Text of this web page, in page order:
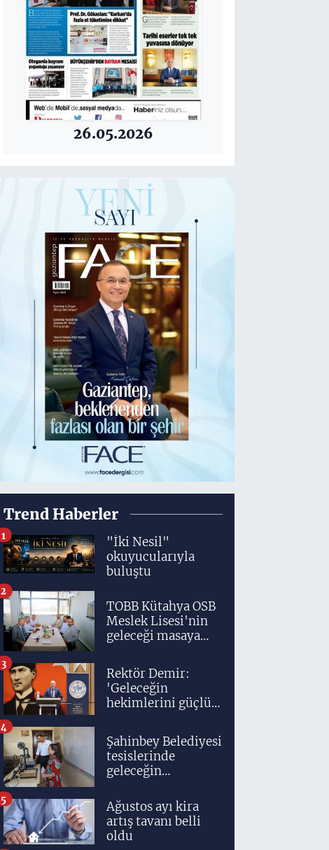
26.05.2026
Trend Haberler
"İki Nesil"
okuyucularıyla
buluştu
1
TOBB Kütahya OSB
Meslek Lisesi'nin
geleceği masaya
2
Rektör Demir:
'Geleceğin
hekimlerini güçlü
klinik altyapıyla
yetiştiriyoruz'
3
Şahinbey Belediyesi
tesislerinde
geleceğin
teknolojiyle
yetişiyor
4
Ağustos ayı kira
artış tavanı belli
oldu
5